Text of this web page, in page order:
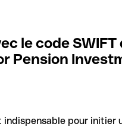
le code SWIFT
Pension
indispensable pour initier